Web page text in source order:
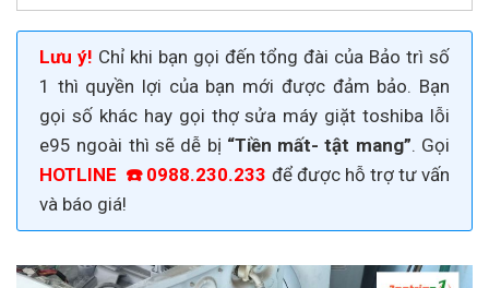
Lưu ý! Chỉ khi bạn gọi đến tổng đài của Bảo trì số
1 thì quyền lợi của bạn mới được đảm bảo. Bạn
gọi số khác hay gọi thợ sửa máy giặt toshiba lỗi
e95 ngoài thì sẽ dễ bị “Tiền mất- tật mang”. Gọi
HOTLINE ☎️ 0988.230.233 để được hỗ trợ tư vấn
và báo giá!